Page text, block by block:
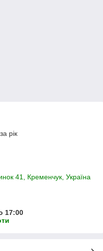
рік
41, Кременчук, Україна
17:00